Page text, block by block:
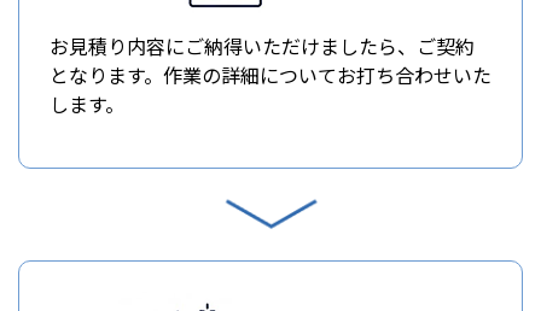
お見積り内容にご納得いただけましたら、ご契約
となります。作業の詳細についてお打ち合わせいた
します。